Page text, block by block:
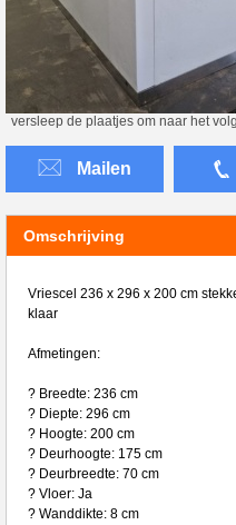
versleep de plaatjes om naar het
Mailen
Omschrijving
Vriescel 236 x 296 x 200 cm
klaar
Afmetingen:
? Breedte: 236 cm
? Diepte: 296 cm
? Hoogte: 200 cm
? Deurhoogte: 175 cm
? Deurbreedte: 70 cm
? Vloer: Ja
? Wanddikte: 8 cm